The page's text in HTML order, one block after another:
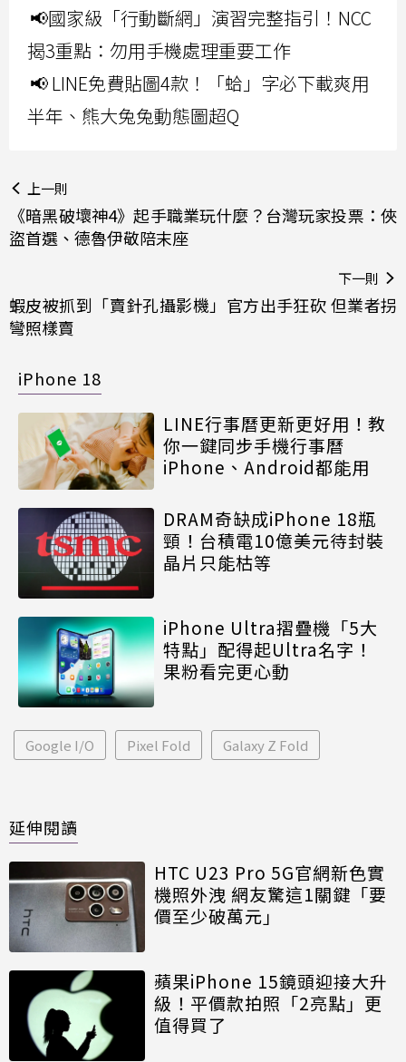
📢國家級「行動斷網」演習完整指引！NCC
揭3重點：勿用手機處理重要工作
📢 LINE免費貼圖4款！「蛤」字必下載爽用
半年、熊大兔兔動態圖超Q
上一則
《暗黑破壞神4》起手職業玩什麼？台灣玩家投票：俠
盜首選、德魯伊敬陪末座
下一則
蝦皮被抓到「賣針孔攝影機」官方出手狂砍 但業者拐
彎照樣賣
iPhone 18
LINE行事曆更新更好用！教
你一鍵同步手機行事曆
iPhone、Android都能用
DRAM奇缺成iPhone 18瓶
頸！台積電10億美元待封裝
晶片只能枯等
iPhone Ultra摺疊機「5大
特點」配得起Ultra名字！
果粉看完更心動
Google I/O Pixel Fold Galaxy Z Fold
延伸閱讀
HTC U23 Pro 5G官網新色實
機照外洩 網友驚這1關鍵「要
價至少破萬元」
蘋果iPhone 15鏡頭迎接大升
級！平價款拍照「2亮點」更
值得買了